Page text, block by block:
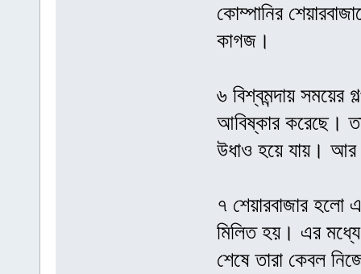
কোম্পানির
কাগজ।
৬ বিশ্বমন্দায় সময়ের
আবিষ্কার করেছে।
উধাও হয়ে যায়। আর
৭ শেয়ারবাজার হলো
মিলিত হয়। এর
শেষে তারা কেবল